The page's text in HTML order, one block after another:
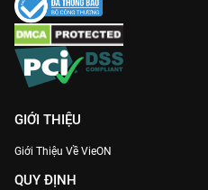
GIỚI THIỆU
Giới Thiệu Về VieON
QUY ĐỊNH